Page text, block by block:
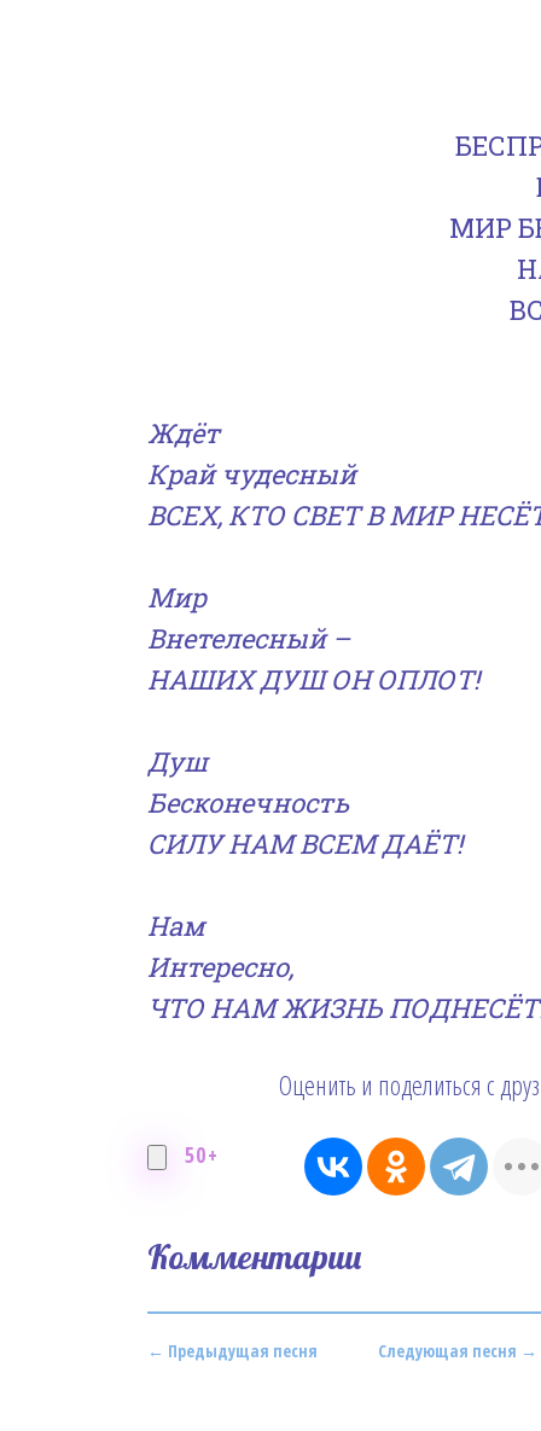
МИР
Ждёт
Край чудесный
ВСЕХ, КТО СВЕТ В МИР
Мир
Внетелесный –
НАШИХ ДУШ ОН ОПЛОТ!
Душ
Бесконечность
СИЛУ НАМ ВСЕМ ДАЁТ!
Нам
Интересно,
ЧТО НАМ ЖИЗНЬ
50+
Оценить и поделиться с
Комментарии
← Предыдущая песня Следующая песня →